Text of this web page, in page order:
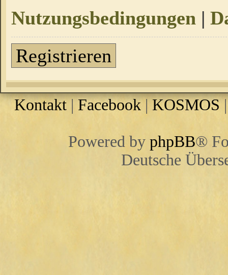
Nutzungsbedingungen |
Registrieren
Kontakt | Facebook |KOSMOS
Powered by phpBB®
Deutsche